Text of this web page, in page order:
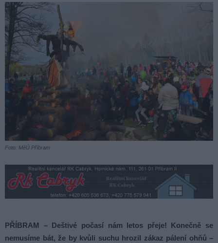
Foto: MěÚ Příbram
PŘÍBRAM – Deštivé počasí nám letos přeje! Konečně se
nemusíme bát, že by kvůli suchu hrozil zákaz pálení ohňů –